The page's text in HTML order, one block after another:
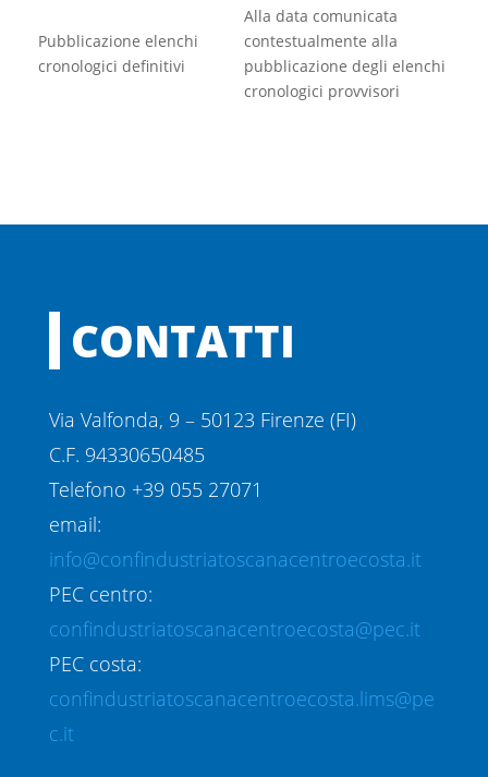
Pubblicazione elenchi
cronologici definitivi
Alla data comunicata
contestualmente alla
pubblicazione degli elenchi
cronologici provvisori
CONTATTI
Via Valfonda, 9 – 50123 Firenze (FI)
C.F. 94330650485
Telefono +39 055 27071
email:
info@confindustriatoscanacentroecosta.it
PEC centro:
confindustriatoscanacentroecosta@pec.it
PEC costa:
confindustriatoscanacentroecosta.lims@pe
c.it